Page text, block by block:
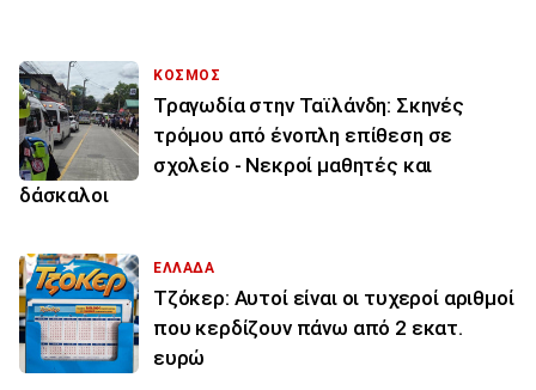
ΚΟΣΜΟΣ
Τραγωδία στην Ταϊλάνδη: Σκηνές
τρόμου από ένοπλη επίθεση σε
σχολείο - Νεκροί μαθητές και
δάσκαλοι
ΕΛΛΑΔΑ
Τζόκερ: Αυτοί είναι οι τυχεροί αριθμοί
που κερδίζουν πάνω από 2 εκατ.
ευρώ